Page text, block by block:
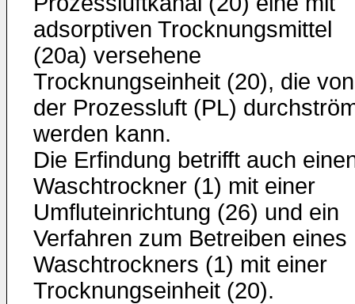
adsorptiven Trocknungsmittel
(20a) versehene
Trocknungseinheit (20), die von
der Prozessluft (PL)
werden kann.
Die Erfindung betrifft auch
Waschtrockner (1) mit einer
Umfluteinrichtung (26) und ein
Verfahren zum Betreiben eines
Waschtrockners (1) mit einer
Trocknungseinheit (20).